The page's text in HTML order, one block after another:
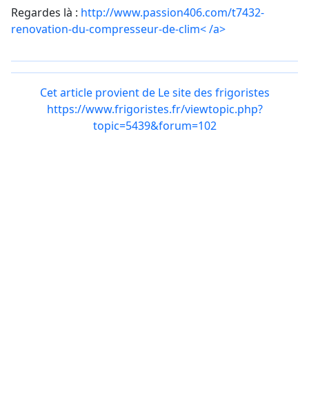
Regardes là : http://www.passion406.com/t7432-
renovation-du-compresseur-de-clim</a>
Cet article provient de Le site des frigoristes
https://www.frigoristes.fr/viewtopic.php?
topic=5439&forum=102